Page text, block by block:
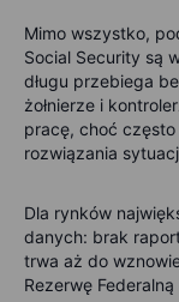
Mimo wszystko,
Social Security są
długu przebiega
żołnierze i
pracę, choć
rozwiązania
Dla rynków
danych: brak
trwa aż do
Rezerwę